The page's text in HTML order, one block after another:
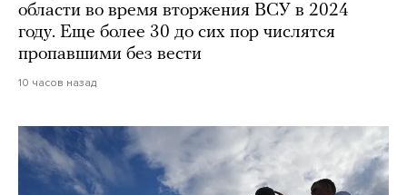
области во время вторжения ВСУ в 2024
году. Еще более 30 до сих пор числятся
пропавшими без вести
10 часов назад